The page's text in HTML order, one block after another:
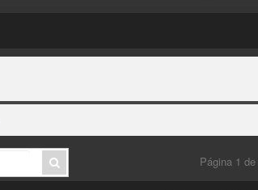
Página 1 de